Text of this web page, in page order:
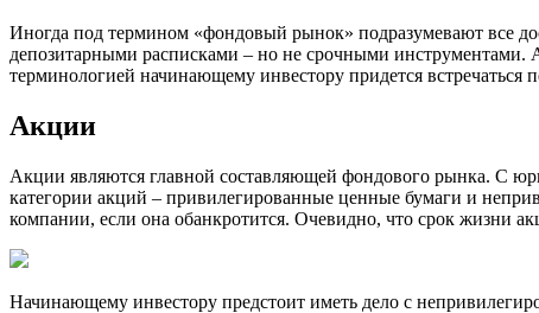
Иногда под термином «фондовый рынок» подразумевают все
депозитарными расписками – но не срочными инструментами.
терминологией начинающему инвестору придется встречаться
Акции
Акции являются главной составляющей фондового рынка. С
категории акций – привилегированные ценные бумаги и
компании, если она обанкротится. Очевидно, что срок жизни
Начинающему инвестору предстоит иметь дело с